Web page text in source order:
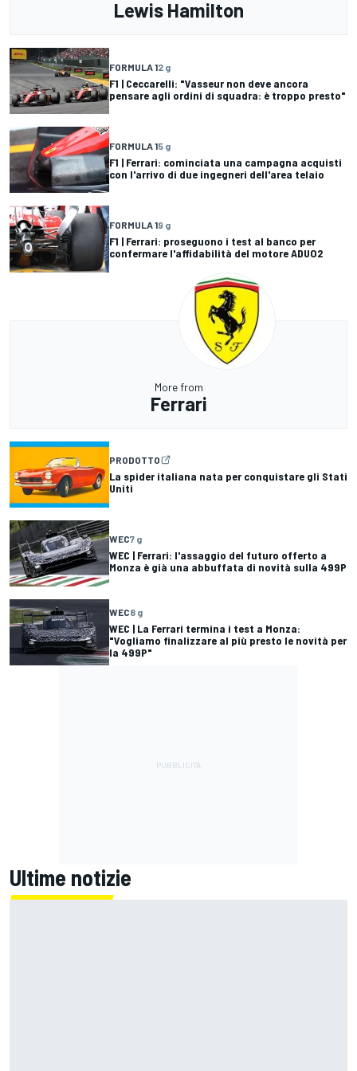
Lewis Hamilton
FORMULA 12 g
F1 | Ceccarelli: "Vasseur non deve ancora
pensare agli ordini di squadra: è troppo presto"
FORMULA 15 g
F1 | Ferrari: cominciata una campagna acquisti
con l'arrivo di due ingegneri dell'area telaio
FORMULA 19 g
F1 | Ferrari: proseguono i test al banco per
confermare l'affidabilità del motore ADUO2
More from
Ferrari
PRODOTTO
La spider italiana nata per conquistare gli Stati
Uniti
WEC7 g
WEC | Ferrari: l'assaggio del futuro offerto a
Monza è già una abbuffata di novità sulla 499P
WEC8 g
WEC | La Ferrari termina i test a Monza:
"Vogliamo finalizzare al più presto le novità per
la 499P"
Ultime notizie